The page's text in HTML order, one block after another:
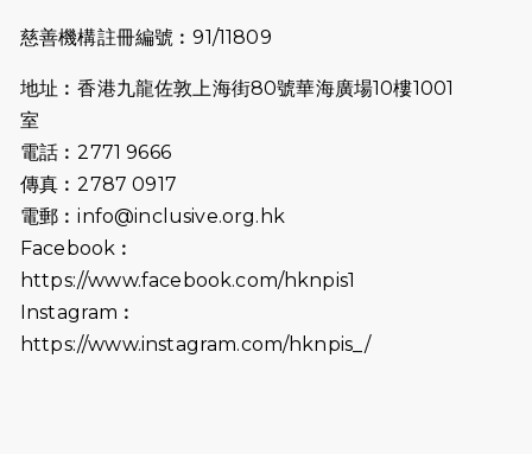
2026-07-09
猛龍長跑隊恆常練習 - 7月9日（19:00
2026-07-02
2026-06-25
（19:00開始）
2026-06-18
猛龍長跑隊恆常練習 - 6月18日
2026-06-11
猛龍長跑隊恆常練習 - 6月11日（19:00
慈善機構註冊編號︰91/11809
地址︰香港九龍佐敦上海街80號華海廣場10樓1001
室
電話︰2771 9666
傳真︰2787 0917
電郵︰info@inclusive.org.hk
Facebook︰
https://www.facebook.com/hknpis1
Instagram︰
https://www.instagram.com/hknpis_/